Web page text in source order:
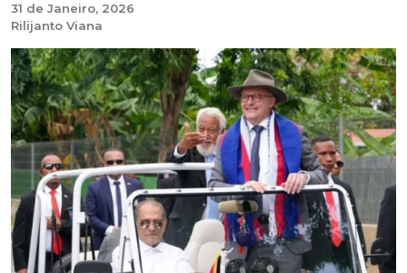
31 de Janeiro, 2026
Rilijanto Viana